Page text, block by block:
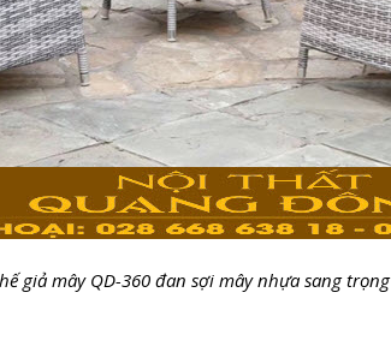
giả mây QD-360 đan sợi mây nhựa sang trọng